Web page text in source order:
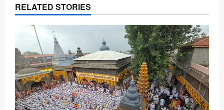
RELATED STORIES